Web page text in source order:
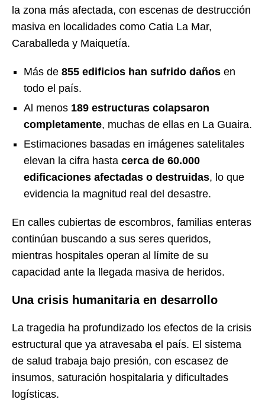
la zona más afectada, con escenas de destrucción
masiva en localidades como Catia La Mar,
Caraballeda y Maiquetía.
Más de 855 edificios han sufrido daños en
todo el país.
Al menos 189 estructuras colapsaron
completamente, muchas de ellas en La Guaira.
Estimaciones basadas en imágenes satelitales
elevan la cifra hasta cerca de 60.000
edificaciones afectadas o destruidas, lo que
evidencia la magnitud real del desastre.
En calles cubiertas de escombros, familias enteras
continúan buscando a sus seres queridos,
mientras hospitales operan al límite de su
capacidad ante la llegada masiva de heridos.
Una crisis humanitaria en desarrollo
La tragedia ha profundizado los efectos de la crisis
estructural que ya atravesaba el país. El sistema
de salud trabaja bajo presión, con escasez de
insumos, saturación hospitalaria y dificultades
logísticas.